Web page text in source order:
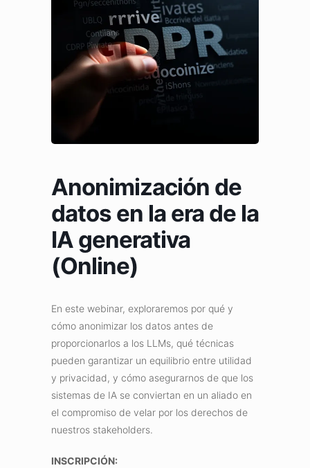
Anonimización de
datos en la era de la
IA generativa
(Online)
En este webinar, exploraremos por qué y
cómo anonimizar los datos antes de
proporcionarlos a los LLMs, qué técnicas
pueden garantizar un equilibrio entre utilidad
y privacidad, y cómo asegurarnos de que los
sistemas de IA se conviertan en un aliado en
el compromiso de velar por los derechos de
nuestros stakeholders.
INSCRIPCIÓN: